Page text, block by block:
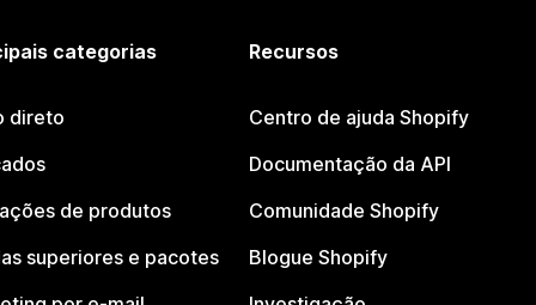
categorias
direto
de produtos
superiores e pacotes
Recursos
Centro de ajuda Shopify
Documentação da API
Comunidade Shopify
Blogue Shopify